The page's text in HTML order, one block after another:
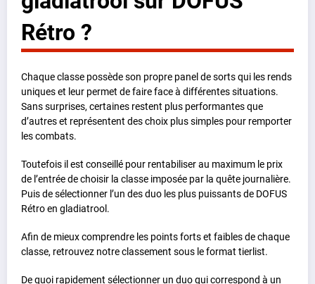
Rétro ?
Chaque classe possède son propre panel de sorts qui les rends
uniques et leur permet de faire face à différentes situations.
Sans surprises, certaines restent plus performantes que
d’autres et représentent des choix plus simples pour remporter
les combats.
Toutefois il est conseillé pour rentabiliser au maximum le prix
de l’entrée de choisir la classe imposée par la quête journalière.
Puis de sélectionner l’un des duo les plus puissants de DOFUS
Rétro en gladiatrool.
Afin de mieux comprendre les points forts et faibles de chaque
classe, retrouvez notre classement sous le format tierlist.
De quoi rapidement sélectionner un duo qui correspond à un